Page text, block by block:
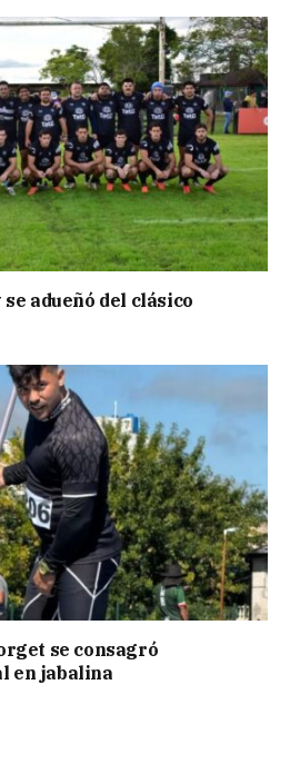
adueñó del clásico
se consagró
en jabalina